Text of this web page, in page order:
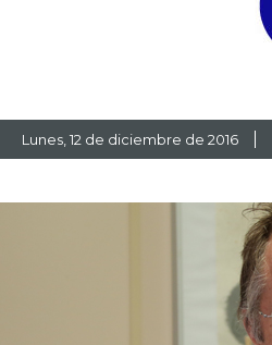
Lunes, 12 de diciembre de 2016